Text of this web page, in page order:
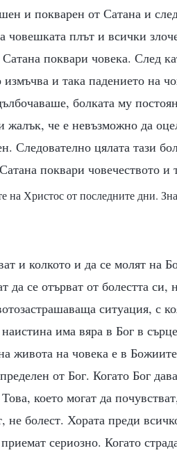
и покварен от Сатана и
човешката плът и всички
поквари човека. След
и така падението на
болката му
жалък, че е невъзможно да
Следователно цялата тази
поквари човечеството и
на Христос от последните дни.
и колкото и да се молят на
да се отърват от болестта си,
ситуация, с
има вяра в Бог в
живота на човека е в
от Бог. Когато Бог
което могат да
не болест. Хората преди
сериозно. Когато